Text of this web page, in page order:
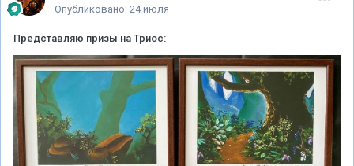
Опубликовано: 24 июля
Представляю призы на Триос: